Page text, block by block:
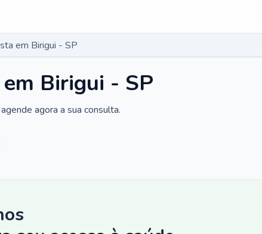
em Birigui - SP
Birigui - SP
agora a sua consulta.